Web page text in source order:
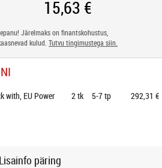
Järelmaks on finantskohustus,
kulud. Tutvu tingimustega siin.
with, EU Power
2tk 5-7 tp 292,31 €
Lisainfo päring